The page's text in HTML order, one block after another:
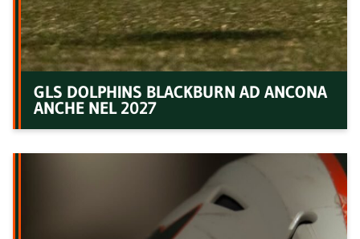
GLS DOLPHINS BLACKBURN AD ANCONA
ANCHE NEL 2027